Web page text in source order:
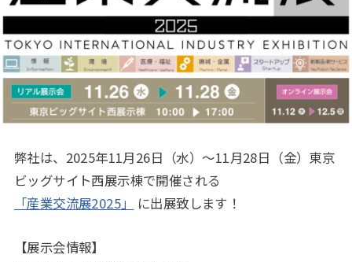
弊社は、2025年11月26日（水）～11月28日（金）東京
ビッグサイト西展示棟で開催される
「産業交流展2025」
に出展致します！
【展示会情報】